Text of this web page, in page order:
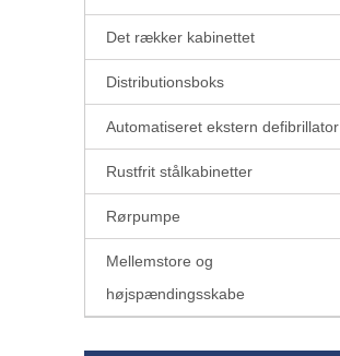
Det rækker kabinettet
Distributionsboks
Automatiseret ekstern defibrillator
Rustfrit stålkabinetter
Rørpumpe
Mellemstore og
højspændingsskabe